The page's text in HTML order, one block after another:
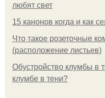
любят свет
15 канонов когда и как
Что такое розеточные
(расположение листьев)
Обустройство клумбы в
клумбе в тени?